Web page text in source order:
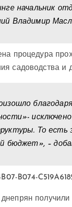
начальник
Владимир
процедура
садоводства и
То есть
бюджет», –
получили